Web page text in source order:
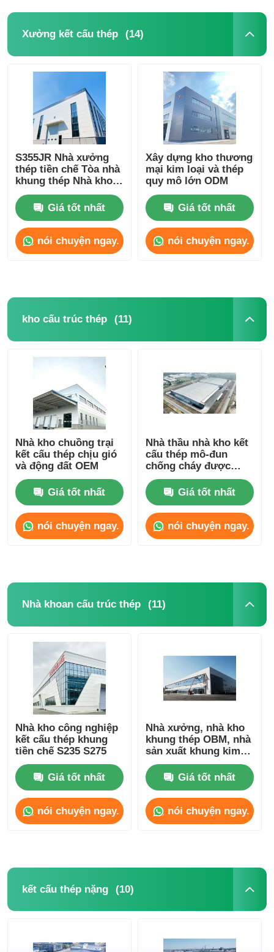
Cấu trúc thép thương mại
Xưởng kết cấu thép (14)
S355JR Nhà xưởng
thép tiền chế Tòa nhà
khung thép Nhà kho
Xây dựng Kháng
động đấtGiá tốt nhất
nói chuyện ngay.
Xây dựng kho thương
mại kim loại và thép
quy mô lớn ODM
Giá tốt nhất
nói chuyện ngay.
kho cấu trúc thép (11)
Nhà kho chuồng trại
kết cấu thép chịu gió
và động đất OEM
Giá tốt nhất
nói chuyện ngay.
Nhà thầu nhà kho kết
cấu thép mô-đun
chống cháy được
chứng nhận BREEAM
Giá tốt nhất
nói chuyện ngay.
Nhà khoan cấu trúc thép (11)
Nhà kho công nghiệp
kết cấu thép khung
tiền chế S235 S275
Giá tốt nhất
nói chuyện ngay.
Nhà xưởng, nhà kho
khung thép OBM, nhà
sản xuất khung kim
loại
Giá tốt nhất
nói chuyện ngay.
kết cấu thép nặng (10)